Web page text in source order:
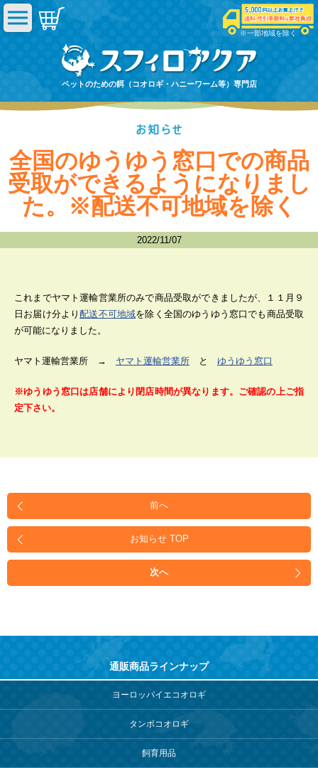
ペットのための餌（コオロギ・ハニーワーム等）専門店
※一部地域を除く
全国のゆうゆう窓口での商品
受取ができるようになりまし
た。※配送不可地域を除く
2022/11/07
これまでヤマト運輸営業所のみで商品受取ができましたが、１１月９
日お届け分より配送不可地域を除く全国のゆうゆう窓口でも商品受取
が可能になりました。
ヤマト運輸営業所 → ヤマト運輸営業所 と ゆうゆう窓口
※ゆうゆう窓口は店舗により閉店時間が異なります。ご確認の上ご指
定下さい。
前へ
お知らせ TOP
次へ
通販商品ラインナップ
ヨーロッパイエコオロギ
タンボコオロギ
飼育用品